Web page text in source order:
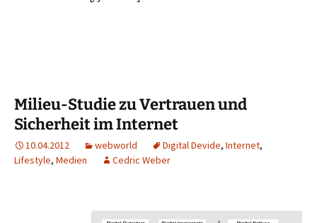
Milieu-Studie zu Vertrauen und
Sicherheit im Internet
10.04.2012 webworld Digital Devide, Internet,
Lifestyle, Medien Cedric Weber